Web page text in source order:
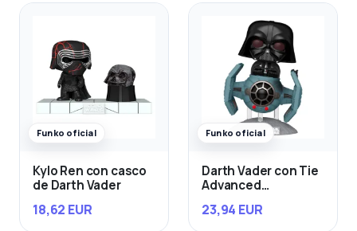
Funko oficial
Kylo Ren con casco
de Darth Vader
18,62 EUR
Funko oficial
Darth Vader con Tie
Advanced
23,94 EUR